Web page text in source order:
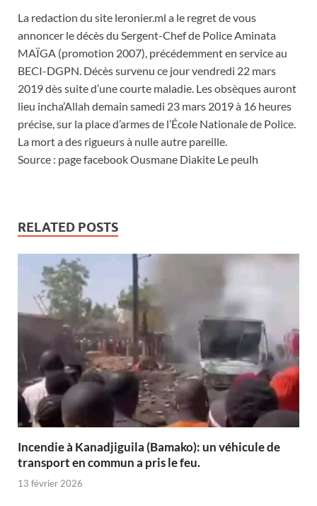
La redaction du site leronier.ml a le regret de vous
annoncer le décès du Sergent-Chef de Police Aminata
MAÏGA (promotion 2007), précédemment en service au
BECI-DGPN. Décès survenu ce jour vendredi 22 mars
2019 dès suite d’une courte maladie. Les obsèques auront
lieu incha’Allah demain samedi 23 mars 2019 à 16 heures
précise, sur la place d’armes de l’École Nationale de Police.
La mort a des rigueurs à nulle autre pareille.
Source : page facebook Ousmane Diakite Le peulh
RELATED POSTS
Incendie à Kanadjiguila (Bamako): un véhicule de
transport en commun a pris le feu.
13 février 2026